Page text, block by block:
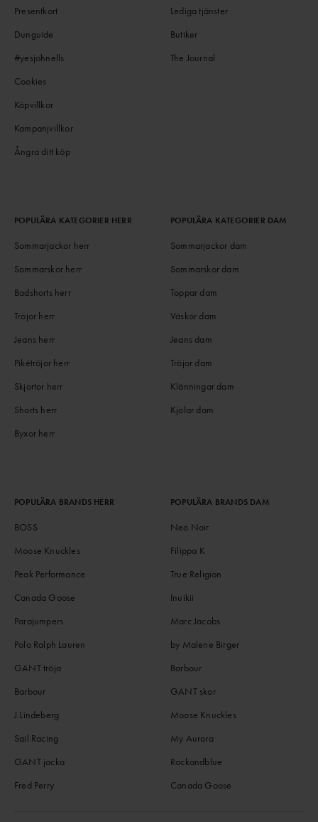
Presentkort
Dunguide
#yesjohnells
Cookies
Köpvillkor
Kampanjvillkor
Ångra ditt köp
Lediga tjänster
Butiker
The Journal
POPULÄRA KATEGORIER HERR
Sommarjackor herr
Sommarskor herr
Badshorts herr
Tröjor herr
Jeans herr
Pikétröjor herr
Skjortor herr
Shorts herr
Byxor herr
POPULÄRA KATEGORIER DAM
Sommarjackor dam
Sommarskor dam
Toppar dam
Väskor dam
Jeans dam
Tröjor dam
Klänningar dam
Kjolar dam
POPULÄRA BRANDS HERR
BOSS
Moose Knuckles
Peak Performance
Canada Goose
Parajumpers
Polo Ralph Lauren
GANT tröja
Barbour
J.Lindeberg
Sail Racing
GANT jacka
Fred Perry
POPULÄRA BRANDS DAM
Neo Noir
Filippa K
True Religion
Inuikii
Marc Jacobs
by Malene Birger
Barbour
GANT skor
Moose Knuckles
My Aurora
Rockandblue
Canada Goose